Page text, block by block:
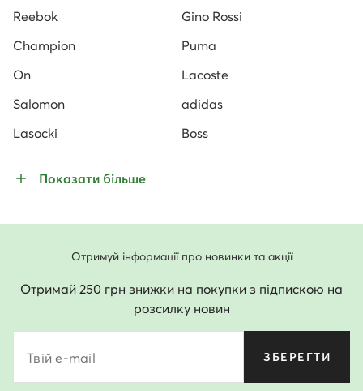
Reebok
Gino Rossi
Champion
Puma
On
Lacoste
Salomon
adidas
Lasocki
Boss
Показати більше
Отримуй інформації про новинки та акції
Отримай 250 грн знижки на покупки з підпискою на
розсилку новин
Твій e-mail ЗБЕРЕГТИ